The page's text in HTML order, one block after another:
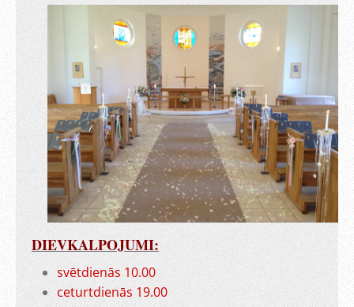
DIEVKALPOJUMI:
svētdienās 10.00
ceturtdienās 19.00